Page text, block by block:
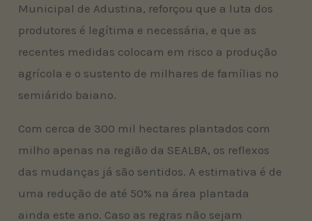
Municipal de Adustina, reforçou que a luta dos
produtores é legítima e necessária, e que as
recentes medidas colocam em risco a produção
agrícola e o sustento de milhares de famílias no
semiárido baiano.
Com cerca de 300 mil hectares plantados com
milho apenas na região da SEALBA, os reflexos
das mudanças já são sentidos. A estimativa é de
uma redução de até 50% na área plantada
ainda este ano. Caso as regras não sejam